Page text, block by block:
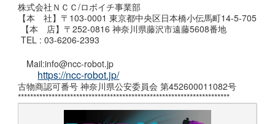
株式会社ＮＣＣ/ロボイチ事業部
【本 社】〒103-0001 東京都中央区日本橋小伝馬町14-5-705
【本 店】〒252-0816 神奈川県藤沢市遠藤5608番地
TEL : 03-6206-2393
Mail:info@ncc-robot.jp
https://ncc-robot.jp/
古物商認可番号 神奈川県公安委員会 第452600011082号
*********************************************************************